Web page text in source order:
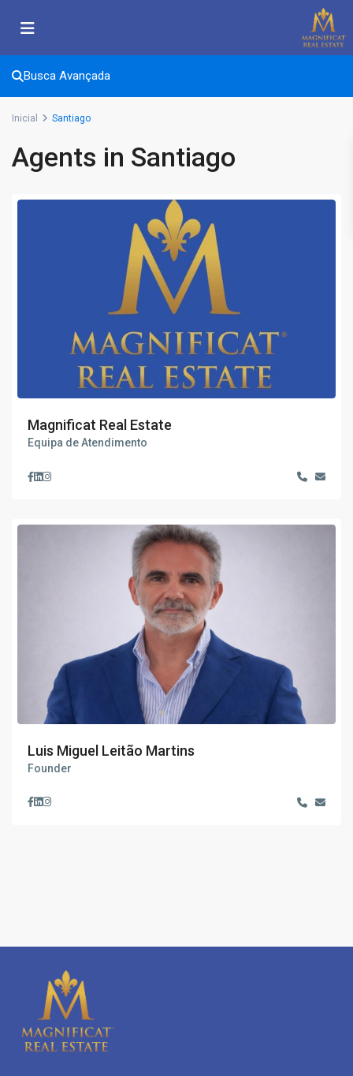
Busca Avançada
Inicial Santiago
Agents in Santiago
Magnificat Real Estate
Equipa de Atendimento
Luis Miguel Leitão Martins
Founder